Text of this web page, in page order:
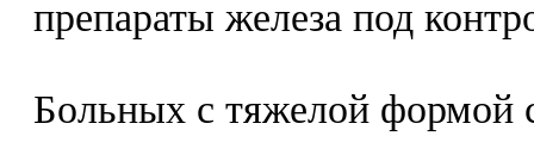
препараты железа под
Больных с тяжелой формой